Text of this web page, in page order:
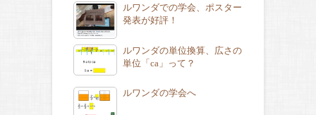
ルワンダでの学会、ポスター
発表が好評！
ルワンダの単位換算、広さの
単位「ca」って？
ルワンダの学会へ